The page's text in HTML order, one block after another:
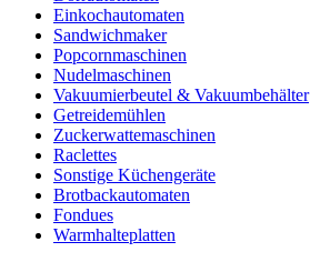
Einkochautomaten
Sandwichmaker
Popcornmaschinen
Nudelmaschinen
Vakuumierbeutel & Vakuumbehälter
Getreidemühlen
Zuckerwattemaschinen
Raclettes
Sonstige Küchengeräte
Brotbackautomaten
Fondues
Warmhalteplatten